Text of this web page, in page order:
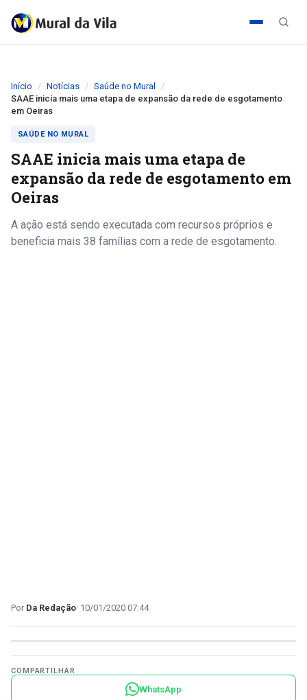
Início Notícias
Saúde no Mural
SAAE inicia mais uma etapa de expansão da rede de esgotamento
em Oeiras
SAÚDE NO MURAL
SAAE inicia mais uma etapa de
expansão da rede de esgotamento em
Oeiras
A ação está sendo executada com recursos próprios e
beneficia mais 38 famílias com a rede de esgotamento.
Da Redação 10/01/2020 07:44
COMPARTILHAR
WhatsApp